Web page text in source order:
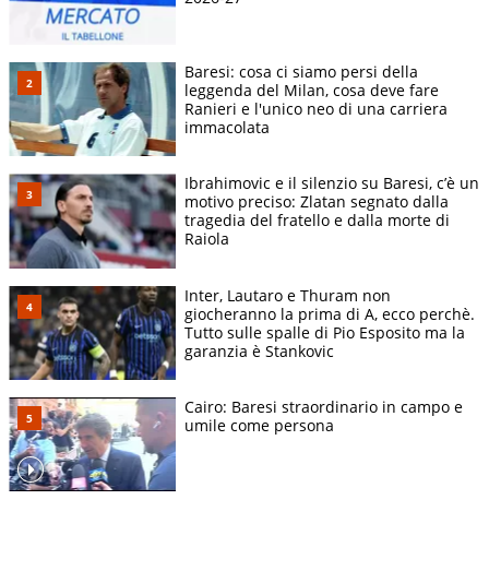
Baresi: cosa ci siamo persi della
leggenda del Milan, cosa deve fare
Ranieri e l'unico neo di una carriera
immacolata
Ibrahimovic e il silenzio su Baresi, c’è un
motivo preciso: Zlatan segnato dalla
tragedia del fratello e dalla morte di
Raiola
Inter, Lautaro e Thuram non
giocheranno la prima di A, ecco perchè.
Tutto sulle spalle di Pio Esposito ma la
garanzia è Stankovic
Cairo: Baresi straordinario in campo e
umile come persona